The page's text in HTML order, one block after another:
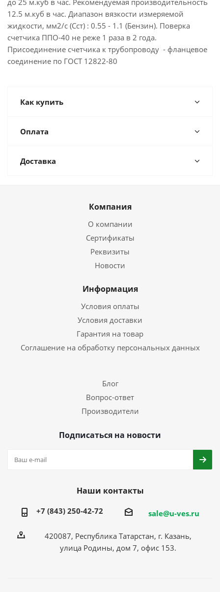
до 25 м.куб в час. Рекомендуемая производительность
12.5 м.куб в час. Диапазон вязкости измеряемой
жидкости, мм2/с (Сст) : 0.55 - 1.1 (Бензин). Поверка
счетчика ППО-40 не реже 1 раза в 2 года.
Присоединение счетчика к трубопроводу - фланцевое
соединение по ГОСТ 12822-80
Как купить
Оплата
Доставка
Компания
О компании
Сертификаты
Реквизиты
Новости
Информация
Условия оплаты
Условия доставки
Гарантия на товар
Соглашение на обработку персональных данных
Блог
Вопрос-ответ
Производители
Подписаться на новости
Наши контакты
+7 (843) 250-42-72 sale@u-ves.ru
420087, Республика Татарстан, г. Казань,
улица Родины, дом 7, офис 153.